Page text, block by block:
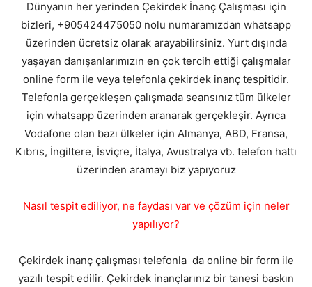
Dünyanın her yerinden Çekirdek İnanç Çalışması için
bizleri, +905424475050 nolu numaramızdan whatsapp
üzerinden ücretsiz olarak arayabilirsiniz. Yurt dışında
yaşayan danışanlarımızın en çok tercih ettiği çalışmalar
online form ile veya telefonla çekirdek inanç tespitidir.
Telefonla gerçekleşen çalışmada seansınız tüm ülkeler
için whatsapp üzerinden aranarak gerçekleşir. Ayrıca
Vodafone olan bazı ülkeler için Almanya, ABD, Fransa,
Kıbrıs, İngiltere, İsviçre, İtalya, Avustralya vb. telefon hattı
üzerinden aramayı biz yapıyoruz
Nasıl tespit ediliyor, ne faydası var ve çözüm için neler
yapılıyor?
Çekirdek inanç çalışması telefonla da online bir form ile
yazılı tespit edilir. Çekirdek inançlarınız bir tanesi baskın